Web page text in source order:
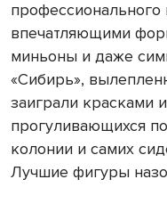
профессионального
впечатляющими
миньоны и даже
«Сибирь»,
заиграли красками
прогуливающихся
колонии и самих
Лучшие фигуры